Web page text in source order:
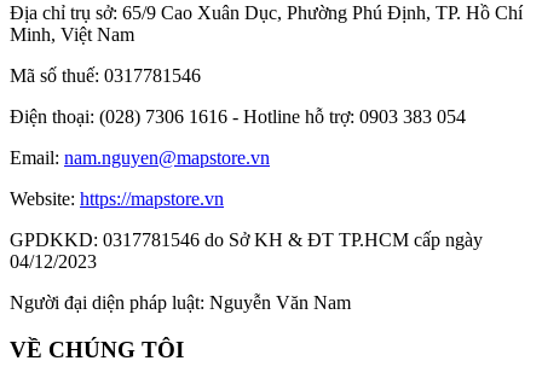
Địa chỉ trụ sở: 65/9 Cao Xuân Dục, Phường Phú Định, TP. Hồ Chí
Minh, Việt Nam
Mã số thuế: 0317781546
Điện thoại: (028) 7306 1616 - Hotline hỗ trợ: 0903 383 054
Email: nam.nguyen@mapstore.vn
Website: https://mapstore.vn
GPDKKD: 0317781546 do Sở KH & ĐT TP.HCM cấp ngày
04/12/2023
Người đại diện pháp luật: Nguyễn Văn Nam
VỀ CHÚNG TÔI